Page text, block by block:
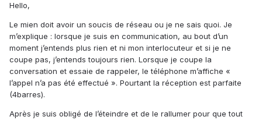
Hello,
Le mien doit avoir un soucis de réseau ou je ne sais quoi. Je
m’explique : lorsque je suis en communication, au bout d’un
moment j’entends plus rien et ni mon interlocuteur et si je ne
coupe pas, j’entends toujours rien. Lorsque je coupe la
conversation et essaie de rappeler, le téléphone m’affiche «
l’appel n’a pas été effectué ». Pourtant la réception est parfaite
(4barres).
Après je suis obligé de l’éteindre et de le rallumer pour que tout